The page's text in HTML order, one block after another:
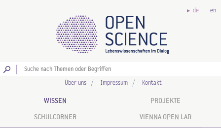
de en
Über uns Impressum Kontakt
WISSEN PROJEKTE
SCHULCORNER VIENNA OPEN LAB